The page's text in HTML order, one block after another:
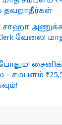
தவறாதீர்கள்
சாஹா
வேலை!
போதும்!
– சம்பளம்